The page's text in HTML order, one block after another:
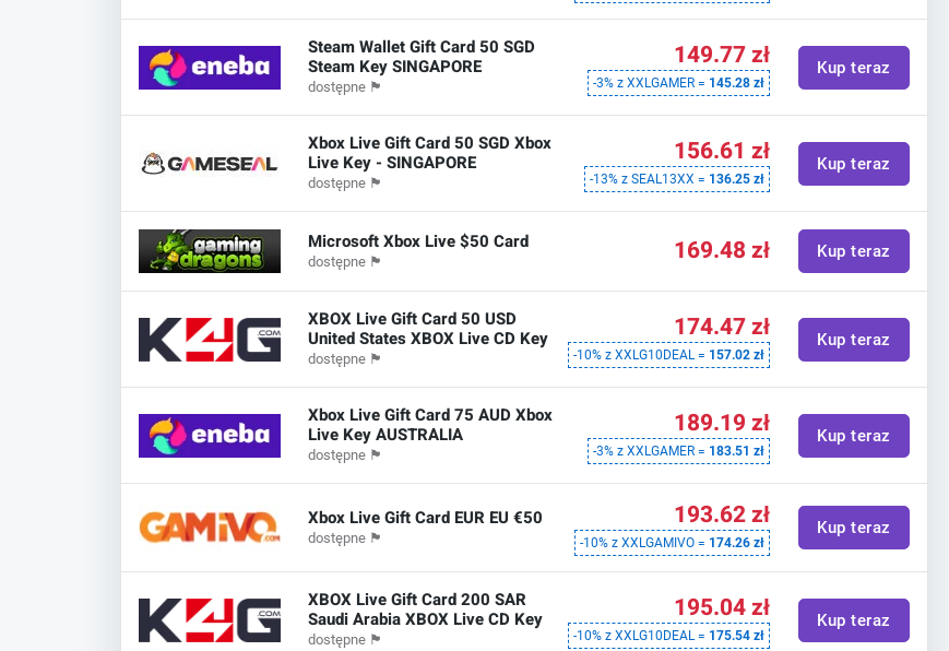
Steam Wallet Gift Card 50 SGD
Steam Key SINGAPORE
dostępne 🏴
149.77 zł
-3% z XXLGAMER = 145.28 zł
Kup teraz
Xbox Live Gift Card 50 SGD Xbox
Live Key - SINGAPORE
dostępne 🏴
156.61 zł
-13% z SEAL13XX = 136.25 zł
Kup teraz
Microsoft Xbox Live $50 Card
dostępne 🏴 169.48 zł Kup teraz
XBOX Live Gift Card 50 USD
United States XBOX Live CD Key
dostępne 🏴
174.47 zł
-10% z XXLG10DEAL = 157.02 zł
Kup teraz
Xbox Live Gift Card 75 AUD Xbox
Live Key AUSTRALIA
dostępne 🏴
189.19 zł
-3% z XXLGAMER = 183.51 zł
Kup teraz
Xbox Live Gift Card EUR EU €50
dostępne 🏴
193.62 zł
-10% z XXLGAMIVO = 174.26 zł
Kup teraz
XBOX Live Gift Card 200 SAR
Saudi Arabia XBOX Live CD Key
dostępne 🏴
195.04 zł
-10% z XXLG10DEAL = 175.54 zł
Kup teraz